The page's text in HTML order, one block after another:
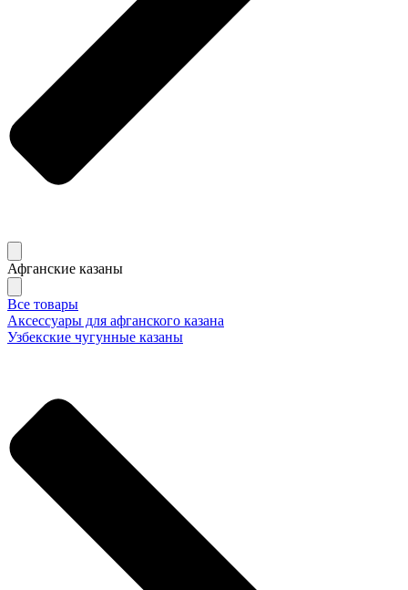
Афганские казаны
Все товары
Аксессуары для афганского казана
Узбекские чугунные казаны